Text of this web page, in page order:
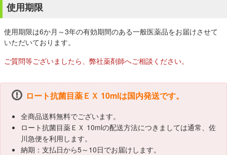
使用期限
使用期限は6か月～3年の有効期間のある一般医薬品をお届けさせて
いただいております。
ご質問等ございましたら、弊社薬剤師へご相談ください。
ロート抗菌目薬ＥＸ 10mlは国内発送です。
全商品送料無料でございます。
ロート抗菌目薬ＥＸ 10mlの配送方法につきましては通常、佐
川急便を利用します。
納期：支払日から5～10日でお届けします。